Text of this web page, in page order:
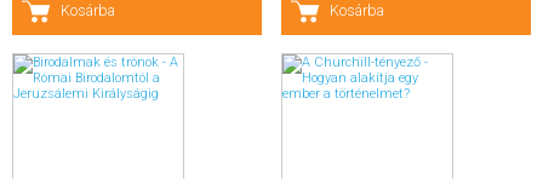
Kosárba Kosárba